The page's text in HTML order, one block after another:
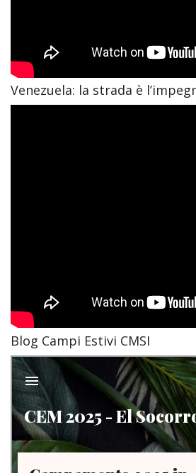
Venezuela: la strada è
Blog Campi Estivi CMSI